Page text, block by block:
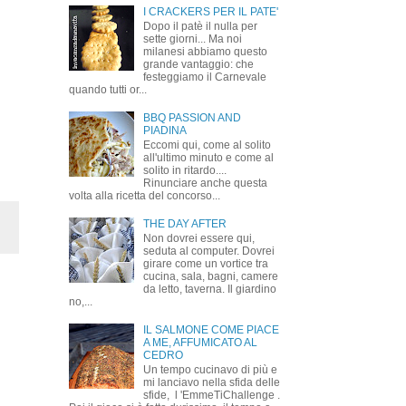
I CRACKERS PER IL PATE'
Dopo il patè il nulla per
sette giorni... Ma noi
milanesi abbiamo questo
grande vantaggio: che
festeggiamo il Carnevale
quando tutti or...
BBQ PASSION AND
PIADINA
Eccomi qui, come al solito
all'ultimo minuto e come al
solito in ritardo....
Rinunciare anche questa
volta alla ricetta del concorso...
THE DAY AFTER
Non dovrei essere qui,
seduta al computer. Dovrei
girare come un vortice tra
cucina, sala, bagni, camere
da letto, taverna. Il giardino
no,...
IL SALMONE COME PIACE
A ME, AFFUMICATO AL
CEDRO
Un tempo cucinavo di più e
mi lanciavo nella sfida delle
sfide, l 'EmmeTiChallenge .